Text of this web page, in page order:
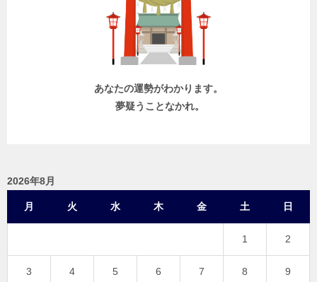
あなたの運勢がわかります。
夢疑うことなかれ。
2026年8月
月 火 水 木 金 土 日
1 2
3 4 5 6 7 8 9